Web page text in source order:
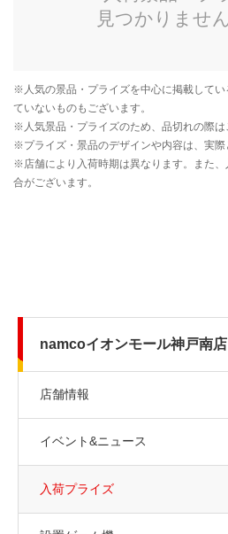
namcoイオンモール神戸南店
店舗情報
イベント&ニュース
入荷プライズ